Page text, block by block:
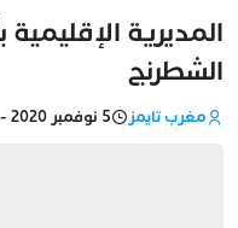
المديرية الإقليمية
الشطرنج
مغرب تايمز 5 نوفمبر 2020 - 11:03